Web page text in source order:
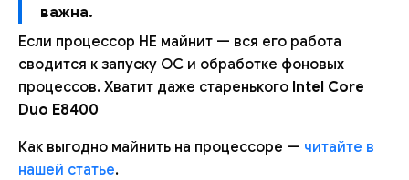
важна.
Если процессор НЕ майнит — вся его работа
сводится к запуску ОС и обработке фоновых
процессов. Хватит даже старенького Intel Core
Duo E8400
Как выгодно майнить на процессоре — читайте в
нашей статье.